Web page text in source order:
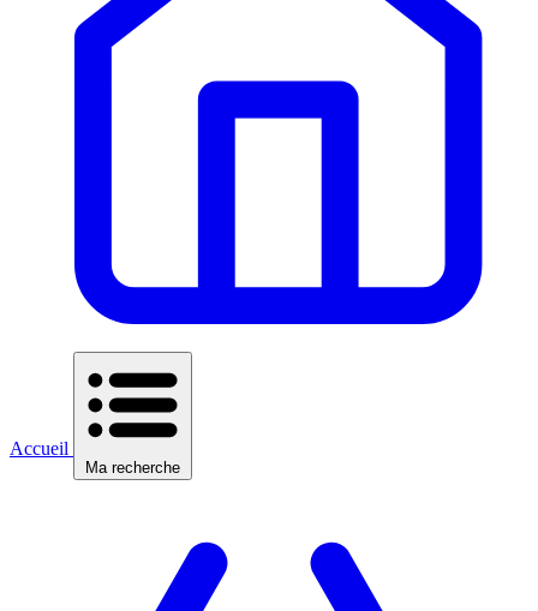
Accueil
Ma recherche